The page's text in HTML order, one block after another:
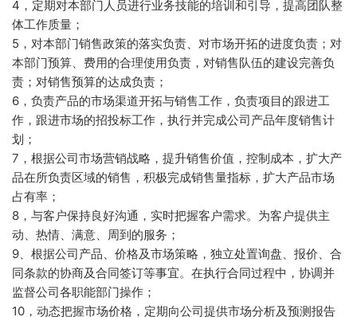
4，定期对本部门人员进行业务技能的培训和引导，提高团队整
体工作质量；
5，对本部门销售政策的落实负责、对市场开拓的进度负责；对
本部门预算、费用的合理使用负责，对销售队伍的建设完善负
责；对销售预算的达成负责；
6，负责产品的市场渠道开拓与销售工作，负责项目的跟进工
作，跟进市场的招投标工作，执行并完成公司产品年度销售计
划；
7，根据公司市场营销战略，提升销售价值，控制成本，扩大产
品在所负责区域的销售，积极完成销售量指标，扩大产品市场
占有率；
8，与客户保持良好沟通，实时把握客户需求。为客户提供主
动、热情、满意、周到的服务；
9、根据公司产品、价格及市场策略，独立处置询盘、报价、合
同条款的协商及合同签订等事宜。在执行合同过程中，协调并
监督公司各职能部门操作；
10，动态把握市场价格，定期向公司提供市场分析及预测报告